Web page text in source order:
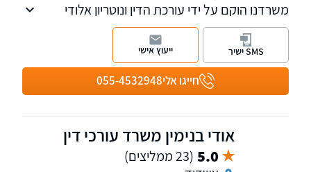
משרדנו הוקם על ידי עורכת הדין ונוטריון אלודי
קלימי-גורן בשנת 2019 לאחר שצברה ניסיון של
שנים באחד מהמשרדים המובילים בתחום
המקרקעין.
משרדנו עוסק גם בנושא אזרחות צרפתית.
חייגו אלי055-4532948
SMS ישיר ייעוץ אישי
אודי בנימין משרד עורכי דין
5.0 (23 ממליצים)